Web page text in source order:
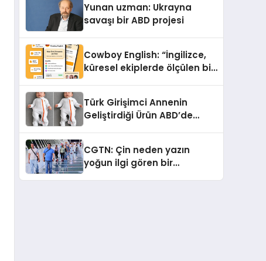
Yunan uzman: Ukrayna
savaşı bir ABD projesi
Cowboy English: “İngilizce,
küresel ekiplerde ölçülen bir
Türk Girişimci Annenin
Geliştirdiği Ürün ABD’de
Açısı Getiriyor.
CGTN: Çin neden yazın
yoğun ilgi gören bir